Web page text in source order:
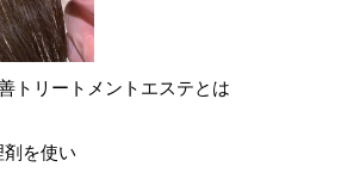
トリートメントエステとは
を使い